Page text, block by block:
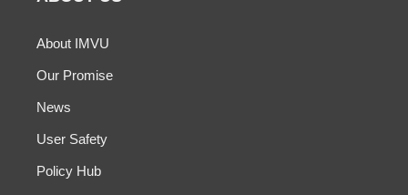
About IMVU
Our Promise
News
User Safety
Policy Hub